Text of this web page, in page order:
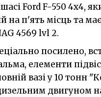
Ford F-550 4х4,
на п'ять місць та
4569 lvl 2.
посилено,
елементи
вазі у 10 тонн
двигуном